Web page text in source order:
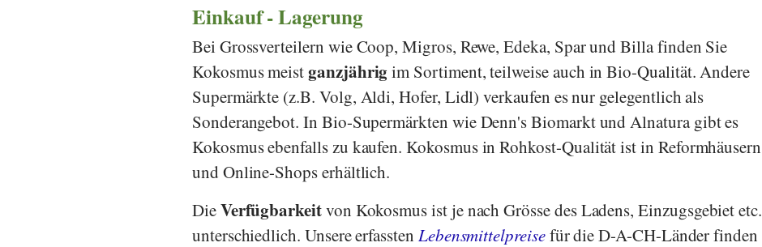
Einkauf - Lagerung
Bei Grossverteilern wieCoop,Migros, Rewe,Edeka, SparundBillafinden Sie
Kokosmus meistganzjährigim Sortiment, teilweise auch in Bio-Qualität. Andere
Supermärkte (z.B. Volg, Aldi,Hofer, Lidl) verkaufen es nur gelegentlich als
Sonderangebot. In Bio-Supermärkten wieDenn's BiomarktundAlnaturagibt es
Kokosmus ebenfalls zu kaufen. Kokosmus in Rohkost-Qualität ist in Reformhäusern
und Online-Shops erhältlich.
DieVerfügbarkeitvon Kokosmus ist je nach Grösse des Ladens, Einzugsgebiet etc.
unterschiedlich. Unsere erfassten Lebensmittelpreisefür die D-A-CH-Länder finden